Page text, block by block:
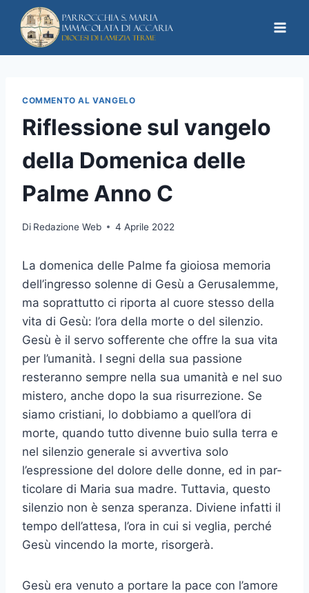
COMMENTO AL VANGELO
Riflessione sul vangelo
della Domenica delle
Palme Anno C
Di Redazione Web 4 Aprile 2022
La domenica delle Palme fa gioiosa memoria
dell’ingresso solenne di Gesù a Gerusalemme,
ma soprattutto ci riporta al cuore stesso della
vita di Gesù: l’ora della morte o del silenzio.
Gesù è il servo sofferente che offre la sua vita
per l’umanità. I segni della sua passione
resteranno sempre nella sua umanità e nel suo
mistero, anche dopo la sua risurrezione. Se
siamo cristiani, lo dobbiamo a quell’ora di
morte, quando tutto divenne buio sulla terra e
nel silenzio generale si avvertiva solo
l’espressione del dolore delle donne, ed in par­
ticolare di Maria sua madre. Tuttavia, questo
silenzio non è senza speranza. Diviene infatti il
tempo dell’attesa, l’ora in cui si veglia, perché
Gesù vincendo la morte, risorgerà.
Gesù era venuto a portare la pace con l’amore